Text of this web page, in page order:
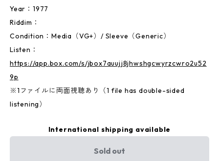
Year：1977
Riddim：
Condition：Media（VG+）/ Sleeve（Generic）
Listen：
https://app.box.com/s/jbox7auujj8jhwshgcwyrzcwro2u52
9p
※1ファイルに両面視聴あり（1 file has double-sided
listening）
International shipping available
Sold out